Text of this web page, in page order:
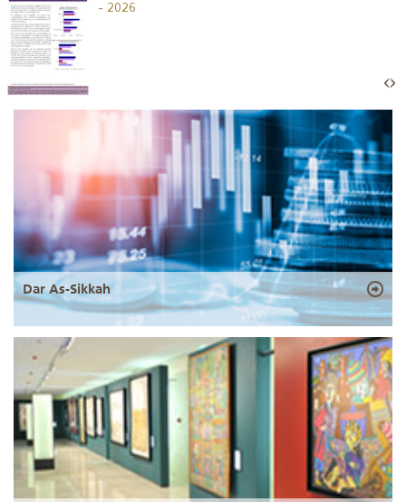
- 2026
Dar As-Sikkah